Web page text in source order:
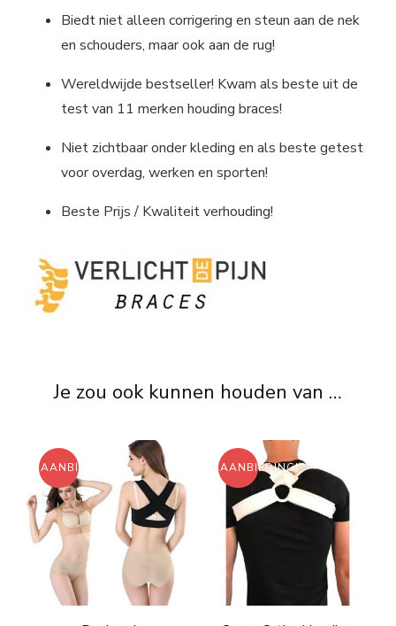
Biedt niet alleen corrigering en steun aan de nek
en schouders, maar ook aan de rug!
Wereldwijde bestseller! Kwam als beste uit de
test van 11 merken houding braces!
Niet zichtbaar onder kleding en als beste getest
voor overdag, werken en sporten!
Beste Prijs / Kwaliteit verhouding!
Je zou ook kunnen houden van …
AANBIEDING! AANBIEDING!